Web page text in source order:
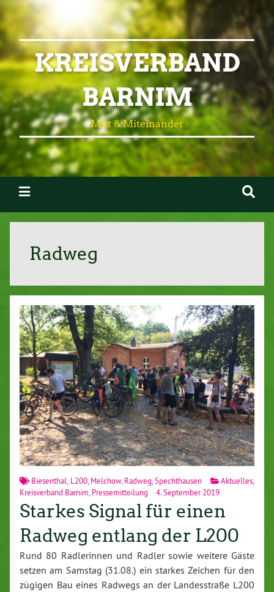
KREISVERBAND
BARNIM
Mut & Miteinander
Radweg
Biesenthal, L200,Melchow,Radweg,Spechthausen Aktuelles,
Kreisverband Barnim,Pressemitteilung 4. September 2019
Starkes Signal für einen
Radweg entlang der L200
Rund 80 Radlerinnen und Radler sowie weitere Gäste
setzen am Samstag (31.08.) ein starkes Zeichen für den
zügigen Bau eines Radwegs an der Landesstraße L200